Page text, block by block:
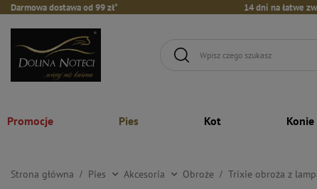
Darmowa dostawa od 99 zł* 14 dni na łatwe
Promocje Pies Kot Konie
Strona główna Pies Akcesoria Obroże Trixie obroża z